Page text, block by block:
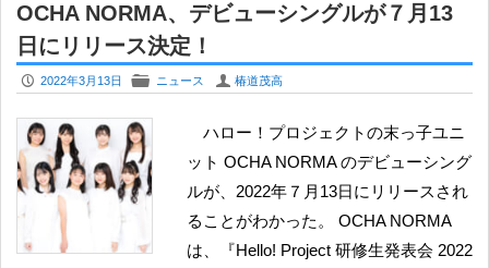
OCHA NORMA、デビューシングルが７月13
日にリリース決定！
P 2022年3月13日 F ニュース U 椿道茂高
ハロー！プロジェクトの末っ子ユニ
ット OCHA NORMA のデビューシング
ルが、2022年７月13日にリリースされ
ることがわかった。 OCHA NORMA
は、『Hello! Project 研修生発表会 2022